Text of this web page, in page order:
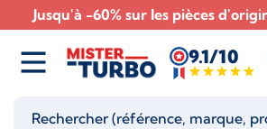
Jusqu'à -60% sur les pièces
9.1/10